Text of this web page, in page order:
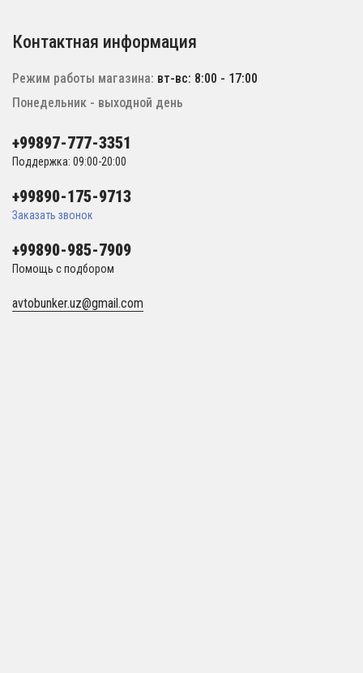
Контактная информация
Режим работы магазина: вт-вс: 8:00 - 17:00
Понедельник - выходной день
+99897-777-3351
Поддержка: 09:00-20:00
+99890-175-9713
Заказать звонок
+99890-985-7909
Помощь с подбором
avtobunker.uz@gmail.com